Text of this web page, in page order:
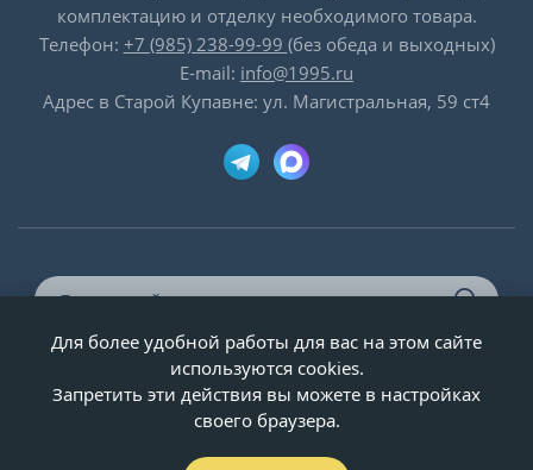
комплектацию и отделку необходимого товара.
Телефон: +7 (985) 238-99-99 (без обеда и выходных)
E-mail: info@1995.ru
Адрес в Старой Купавне: ул. Магистральная, 59 ст4
© ООО «Двери-и-точка», ИНН 5020092947, 1995-2026 г.
Для более удобной работы для вас на этом сайте
используются cookies.
Запретить эти действия вы можете в настройках
своего браузера.